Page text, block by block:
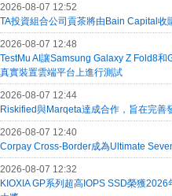
2026-08-07 12:52
TA投資組合公司貢茶將由Bain Capital收
2026-08-07 12:48
TestMu AI讓Samsung Galaxy Z Fold8
真實裝置雲端平台上進行測試
2026-08-07 12:44
Riskified與Marqeta達成合作，旨在完善
2026-08-07 12:40
Corpay Cross-Border成為Ultimate
2026-08-07 12:32
KIOXIA GP系列超高IOPS SSD榮獲